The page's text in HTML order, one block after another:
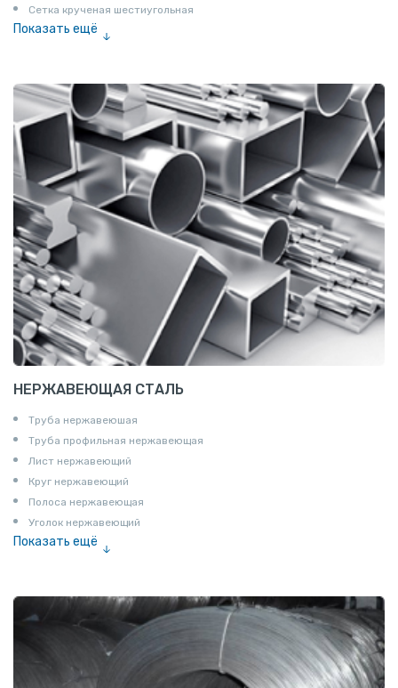
Сетка крученая шестиугольная
Показать ещё
НЕРЖАВЕЮЩАЯ СТАЛЬ
Труба нержавеюшая
Труба профильная нержавеющая
Лист нержавеющий
Круг нержавеющий
Полоса нержавеющая
Уголок нержавеющий
Показать ещё